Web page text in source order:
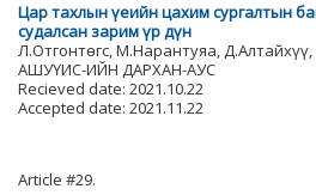
Цар тахлын үеийн цахим сургалтын
судалсан зарим үр дүн
Л.Отгонтөгс, М.Нарантуяа, Д.Алтайхүү,
АШУҮИС-ИЙН ДАРХАН-АУС
Recieved date: 2021.10.22
Accepted date: 2021.11.22
Article #29.